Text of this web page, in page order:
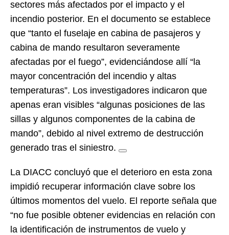
sectores más afectados por el impacto y el
incendio posterior. En el documento se establece
que “tanto el fuselaje en cabina de pasajeros y
cabina de mando resultaron severamente
afectadas por el fuego”, evidenciándose allí “la
mayor concentración del incendio y altas
temperaturas”. Los investigadores indicaron que
apenas eran visibles “algunas posiciones de las
sillas y algunos componentes de la cabina de
mando”, debido al nivel extremo de destrucción
generado tras el siniestro.
La DIACC concluyó que el deterioro en esta zona
impidió recuperar información clave sobre los
últimos momentos del vuelo. El reporte señala que
“no fue posible obtener evidencias en relación con
la identificación de instrumentos de vuelo y